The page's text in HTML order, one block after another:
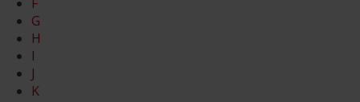
G
H
I
J
K